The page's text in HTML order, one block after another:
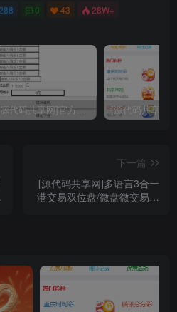
0 43 28W+
[源代码共享网]官方独家大富二次开发挂机软件 通用各种大富
下一篇
[源代码共享网]多语言3合一
港交易双位盘/微盘微交易系